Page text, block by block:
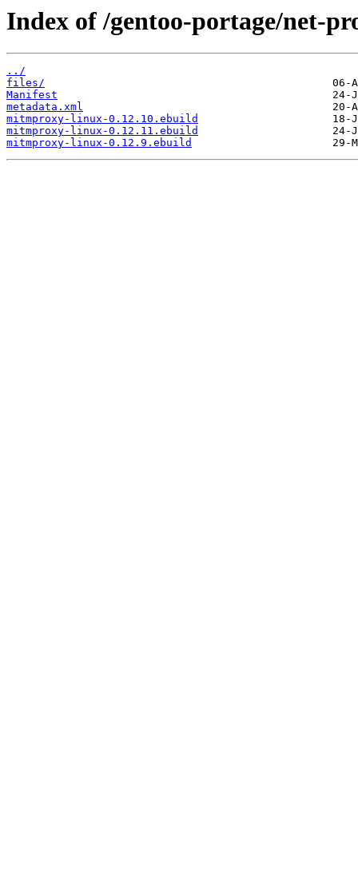
Index of /gentoo-portage/net-
../
files/
Manifest
metadata.xml
mitmproxy-linux-0.12.10.ebuild
mitmproxy-linux-0.12.11.ebuild
mitmproxy-linux-0.12.9.ebuild